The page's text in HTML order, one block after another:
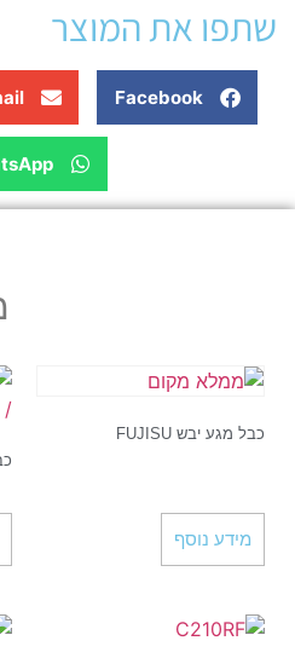
שתפו את המוצר
Facebook
כבל מגע יבש FUJISU
מידע נוסף